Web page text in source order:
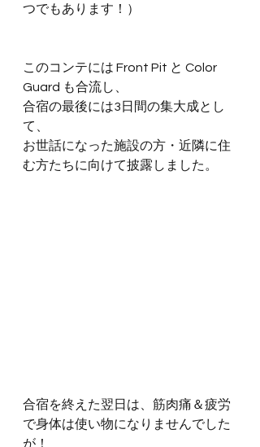
つでもあります！）
このコンテには Front Pit と Color
Guard も合流し、
合宿の最後には3日間の集大成とし
て、
お世話になった施設の方・近隣に住
む方たちに向けて披露しました。
合宿を終えた翌日は、筋肉痛＆疲労
で身体は使い物になりませんでした
が！